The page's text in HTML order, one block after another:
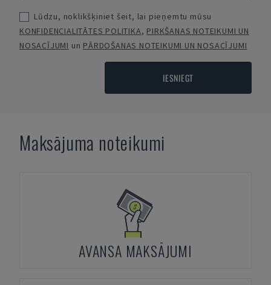
Lūdzu, noklikšķiniet šeit, lai pieņemtu mūsu
KONFIDENCIALITĀTES POLITIKA, PIRKŠANAS NOTEIKUMI UN
NOSACĪJUMI un PĀRDOŠANAS NOTEIKUMI UN NOSACĪJUMI
IESNIEGT
Maksājuma noteikumi
AVANSA MAKSĀJUMI